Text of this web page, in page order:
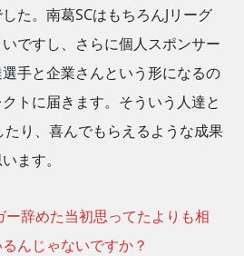
た。南葛SCはもちろんJリーグ
ですし、さらに個人スポンサー
手と企業さんという形になるの
トに届きます。そういう人達と
たり、喜んでもらえるような成果
ます。
ー辞めた当初思ってたよりも相
んじゃないですか？